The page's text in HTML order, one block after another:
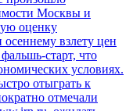
Москвы и
оценку
взлету цен
старт, что
условиях.
отыграть к
отмечали